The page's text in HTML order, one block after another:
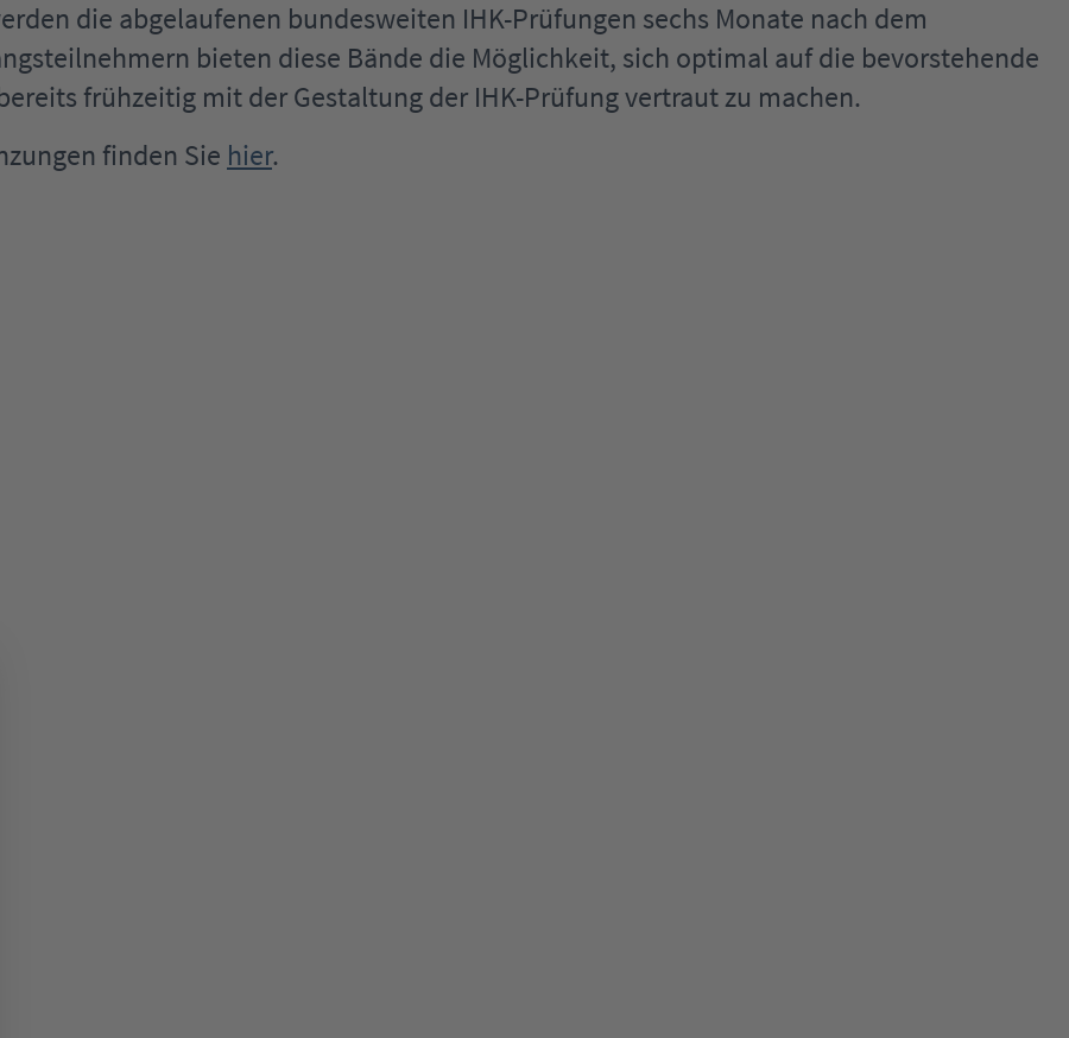
die abgelaufenen bundesweiten IHK-Prüfungen sechs Monate nach dem
bieten diese Bände die Möglichkeit, sich optimal auf die bevorstehende
frühzeitig mit der Gestaltung der IHK-Prüfung vertraut zu machen.
finden Sie hier.